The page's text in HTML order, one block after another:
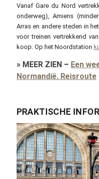
Vanaf Gare du Nord
onderweg), Amiens
Arras en andere steden in
voor treinen vertrekkend
koop. Op het Noordstation
» MEER ZIEN– Een
Normandië. Reisroute
PRAKTISCHE